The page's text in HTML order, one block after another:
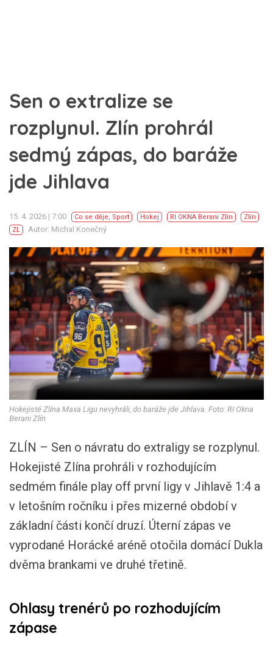
Sen o extralize se
rozplynul. Zlín prohrál
sedmý zápas, do baráže
jde Jihlava
15. 4. 2026 | 7:00 Co se děje, Sport Hokej RI OKNA Berani Zlín
Zlín
ZL
Autor: Michal Konečný
Hokejisté Zlína Maxa Ligu nevyhráli, do baráže jde Jihlava. Foto: RI Okna
Berani Zlín
ZLÍN – Sen o návratu do extraligy se rozplynul.
Hokejisté Zlína prohráli v rozhodujícím
sedmém finále play off první ligy v Jihlavě 1:4 a
v letošním ročníku i přes mizerné období v
základní části končí druzí. Úterní zápas ve
vyprodané Horácké aréně otočila domácí Dukla
dvěma brankami ve druhé třetině.
Ohlasy trenérů po rozhodujícím
zápase